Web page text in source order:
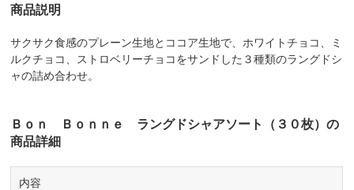
商品説明
サクサク食感のプレーン生地とココア生地で、ホワイトチョコ、ミ
ルクチョコ、ストロベリーチョコをサンドした３種類のラングドシ
ャの詰め合わせ。
Ｂｏｎ Ｂｏｎｎｅ ラングドシャアソート（３０枚）の
商品詳細
内容